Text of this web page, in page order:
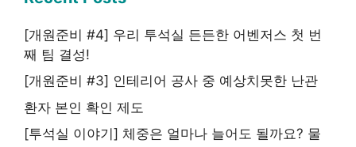
[개원준비 #4] 우리 투석실 든든한 어벤저스 첫 번
째 팀 결성!
[개원준비 #3] 인테리어 공사 중 예상치못한 난관
환자 본인 확인 제도
[투석실 이야기] 체중은 얼마나 늘어도 될까요? 물